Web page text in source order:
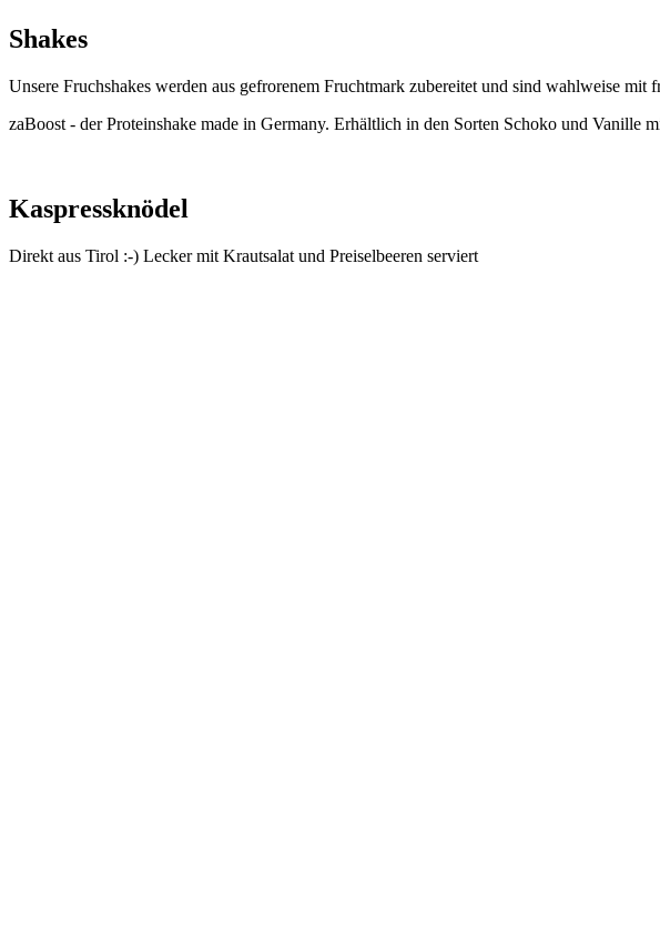
Shakes
Unsere Fruchshakes werden aus gefrorenem Fruchtmark zubereitet und sind wahlweise
zaBoost - der Proteinshake made in Germany. Erhältlich in den Sorten Schoko und Vanille
Kaspressknödel
Direkt aus Tirol :-) Lecker mit Krautsalat und Preiselbeeren serviert